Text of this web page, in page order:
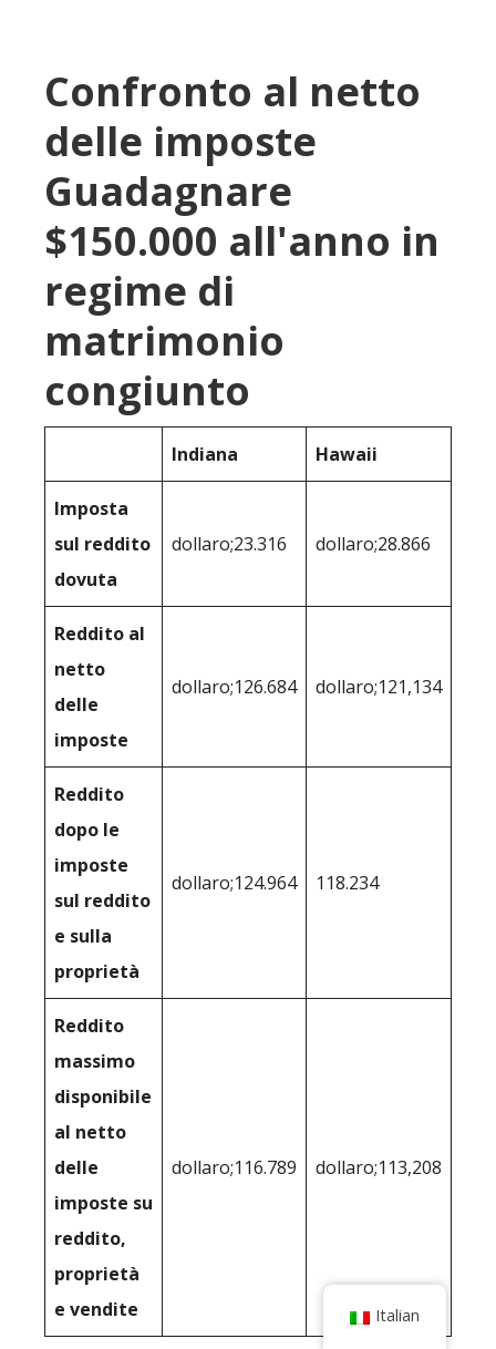
Confronto al netto
delle imposte
Guadagnare
$150.000 all'anno in
regime di
matrimonio
congiunto
Indiana Hawaii
Imposta
sul reddito
dovuta
dollaro;23.316 dollaro;28.866
Reddito al
netto
delle
imposte
dollaro;126.684 dollaro;121,134
Reddito
dopo le
imposte
sul reddito
e sulla
proprietà
dollaro;124.964 118.234
Reddito
massimo
disponibile
al netto
delle
imposte su
reddito,
proprietà
e vendite
dollaro;116.789 dollaro;113,208
Italian